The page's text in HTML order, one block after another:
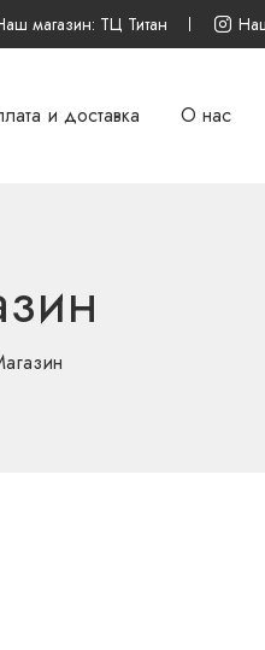
магазин: ТЦ Титан
и доставка О нас